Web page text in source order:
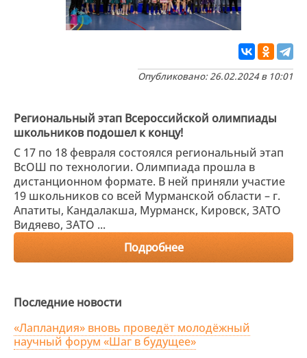
Опубликовано: 26.02.2024 в 10:01
Региональный этап Всероссийской олимпиады
школьников подошел к концу!
С 17 по 18 февраля состоялся региональный этап
ВсОШ по технологии. Олимпиада прошла в
дистанционном формате. В ней приняли участие
19 школьников со всей Мурманской области – г.
Апатиты, Кандалакша, Мурманск, Кировск, ЗАТО
Видяево, ЗАТО ...
Подробнее
Последние новости
«Лапландия» вновь проведёт молодёжный
научный форум «Шаг в будущее»